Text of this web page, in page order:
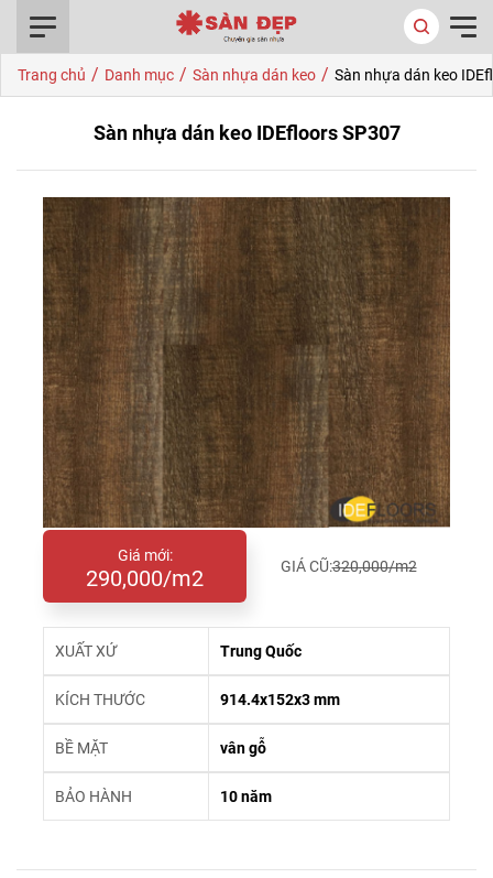
Trang chủ / Danh mục / Sàn nhựa dán keo / Sàn nhựa dán keo
Sàn nhựa dán keo IDEfloors SP307
Giá mới:
290,000/m2 GIÁ CŨ:320,000/m2
XUẤT XỨ Trung Quốc
KÍCH THƯỚC 914.4x152x3 mm
BỀ MẶT vân gỗ
BẢO HÀNH 10 năm